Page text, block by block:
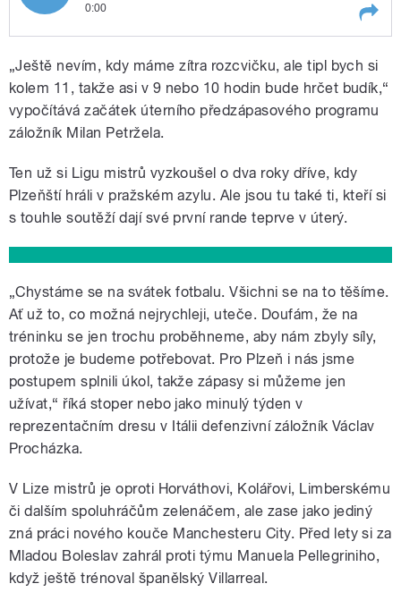
pause
0:00
Plzni vyzkoušeli trávník na
předzápasovém
„Ještě nevím, kdy máme zítra rozcvičku, ale tipl bych si
kolem 11, takže asi v 9 nebo 10 hodin bude hrčet budík,“
vypočítává začátek úterního předzápasového programu
záložník Milan Petržela.
Ten už si Ligu mistrů vyzkoušel o dva roky dříve, kdy
Plzeňští hráli v pražském azylu. Ale jsou tu také ti, kteří si
s touhle soutěží dají své první rande teprve v úterý.
„Chystáme se na svátek fotbalu. Všichni se na to těšíme.
Ať už to, co možná nejrychleji, uteče. Doufám, že na
tréninku se jen trochu proběhneme, aby nám zbyly síly,
protože je budeme potřebovat. Pro Plzeň i nás jsme
postupem splnili úkol, takže zápasy si můžeme jen
užívat,“ říká stoper nebo jako minulý týden v
reprezentačním dresu v Itálii defenzivní záložník Václav
Procházka.
V Lize mistrů je oproti Horváthovi, Kolářovi, Limberskému
či dalším spoluhráčům zelenáčem, ale zase jako jediný
zná práci nového kouče Manchesteru City. Před lety si za
Mladou Boleslav zahrál proti týmu Manuela Pellegriniho,
když ještě trénoval španělský Villarreal.